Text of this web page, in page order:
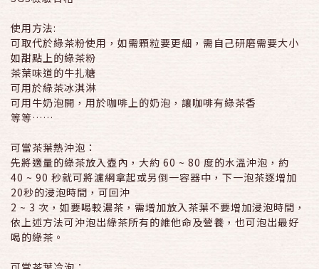
使用方法:
可取代於綠茶粉使用，如需顆粒要更細，需自己研磨需要大小
如甜點上的綠茶粉
茶葉味道的牛扎糖
可用於綠茶冰淇淋
可用牛奶泡開，用於咖啡上的奶泡，讓咖啡有綠茶香
等等……
可當茶葉熱沖泡：
先將適量的綠茶放入壺內，大約 60 ~ 80 度的水溫沖泡，約
40 ~ 90 秒就可將濾網拿起或另倒一容器中，下一泡茶逐增加
20秒的浸泡時間，可回沖
2 ~ 3 次，如要喝較濃茶，需增加放入茶葉不要增加浸泡時間，
依上述方法可沖泡出綠茶所有的維他命及營養，也可泡出最好
喝的綠茶。